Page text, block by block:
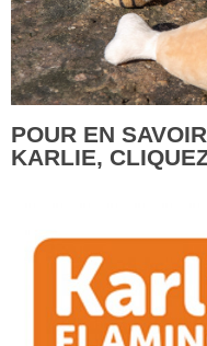
POUR EN
KARLIE,